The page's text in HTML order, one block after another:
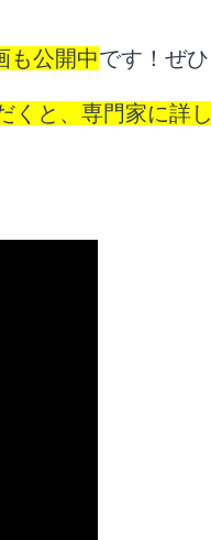
も公開中です！ぜひ
くと、専門家に詳し